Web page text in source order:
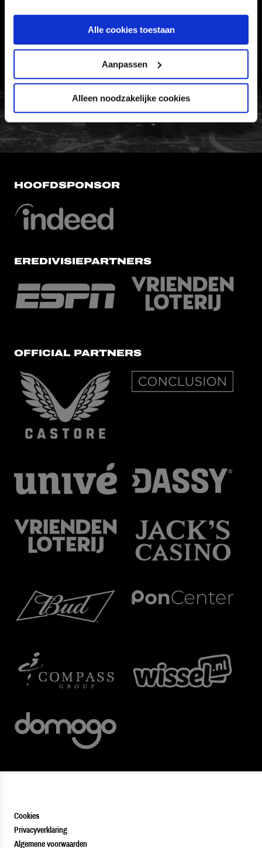
Alle cookies toestaan
Aanpassen
Alleen noodzakelijke cookies
WERKEN BIJ
FC Utrecht<br>vanuit<br>het
HOOFDSPONSOR
EREDIVISIEPARTNERS
OFFICIAL PARTNERS
Cookies
Privacyverklaring
Algemene voorwaarden